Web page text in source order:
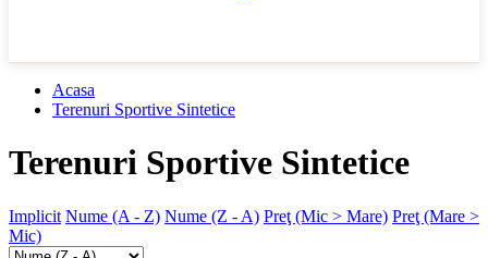
Acasa
Terenuri Sportive Sintetice
Terenuri Sportive Sintetice
Implicit Nume (A - Z) Nume (Z - A) Preţ (Mic > Mare) Preţ (Mare >
Mic)